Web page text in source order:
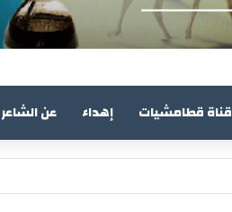
قناة قطامشيات إهداء عن الشاعر